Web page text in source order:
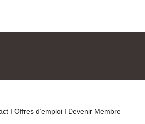
I Offres d’emploi I Devenir Membre